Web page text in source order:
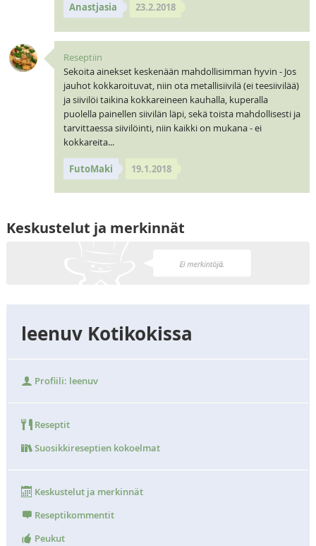
Anastjasia 23.2.2018
Reseptiin
Sekoita ainekset keskenään mahdollisimman hyvin - Jos
jauhot kokkaroituvat, niin ota metallisiivilä (ei teesiivilää)
ja siivilöi taikina kokkareineen kauhalla, kuperalla
puolella painellen siivilän läpi, sekä toista mahdollisesti ja
tarvittaessa siivilöinti, niin kaikki on mukana - ei
kokkareita...
FutoMaki 19.1.2018
Keskustelut ja merkinnät
leenuv Kotikokissa
Profiili: leenuv
Reseptit
Suosikkireseptien kokoelmat
Keskustelut ja merkinnät
Reseptikommentit
Peukut